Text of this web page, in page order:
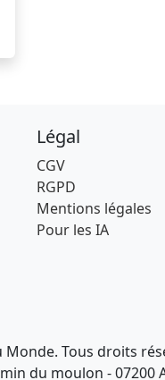
Légal
CGV
RGPD
Mentions légales
Pour les IA
Monde. Tous droits
du moulon - 07200